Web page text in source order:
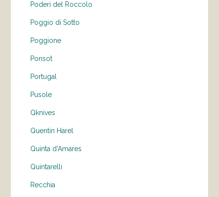
Poderi del Roccolo
Poggio di Sotto
Poggione
Ponsot
Portugal
Pusole
Qknives
Quentin Harel
Quinta d'Amares
Quintarelli
Recchia